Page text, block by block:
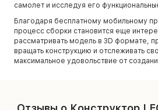
самолет и исследуя его
Благодаря бесплатному мобильному
процесс сборки становится еще
рассматривать модель в 3D формате,
вращать конструкцию и отслеживать
максимальное удовольствие от